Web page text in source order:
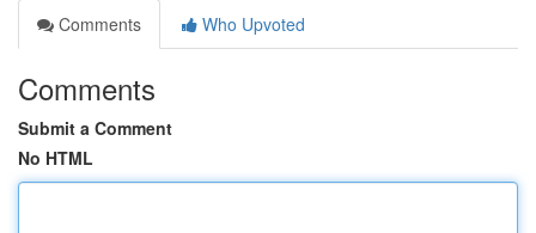
Comments
Who Upvoted
Comments
Submit a Comment
No HTML